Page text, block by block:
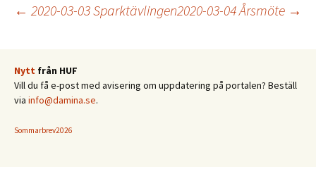
Inläggsnavigering
← 2020-03-03 Sparktävlingen2020-03-04 Årsmöte →
Nytt från HUF
Vill du få e-post med avisering om uppdatering på portalen? Beställ
via info@damina.se.
Sommarbrev2026